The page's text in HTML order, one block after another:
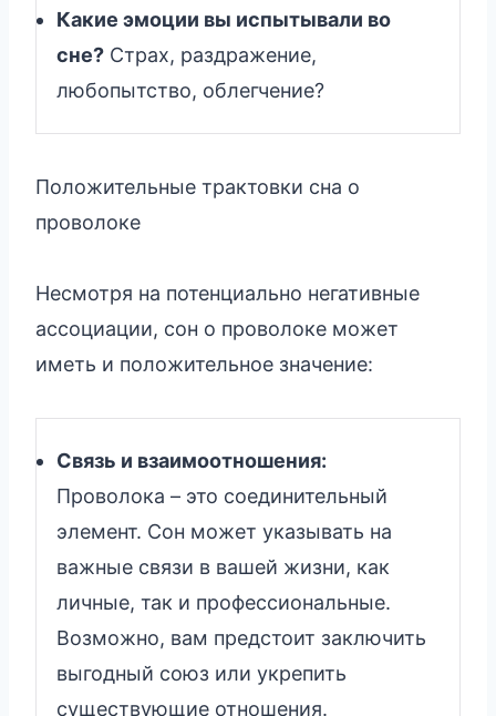
Какие эмоции вы испытывали во
сне? Страх, раздражение,
любопытство, облегчение?
Положительные трактовки сна о
проволоке
Несмотря на потенциально негативные
ассоциации, сон о проволоке может
иметь и положительное значение:
Связь и взаимоотношения:
Проволока – это соединительный
элемент. Сон может указывать на
важные связи в вашей жизни, как
личные, так и профессиональные.
Возможно, вам предстоит заключить
выгодный союз или укрепить
существующие отношения.